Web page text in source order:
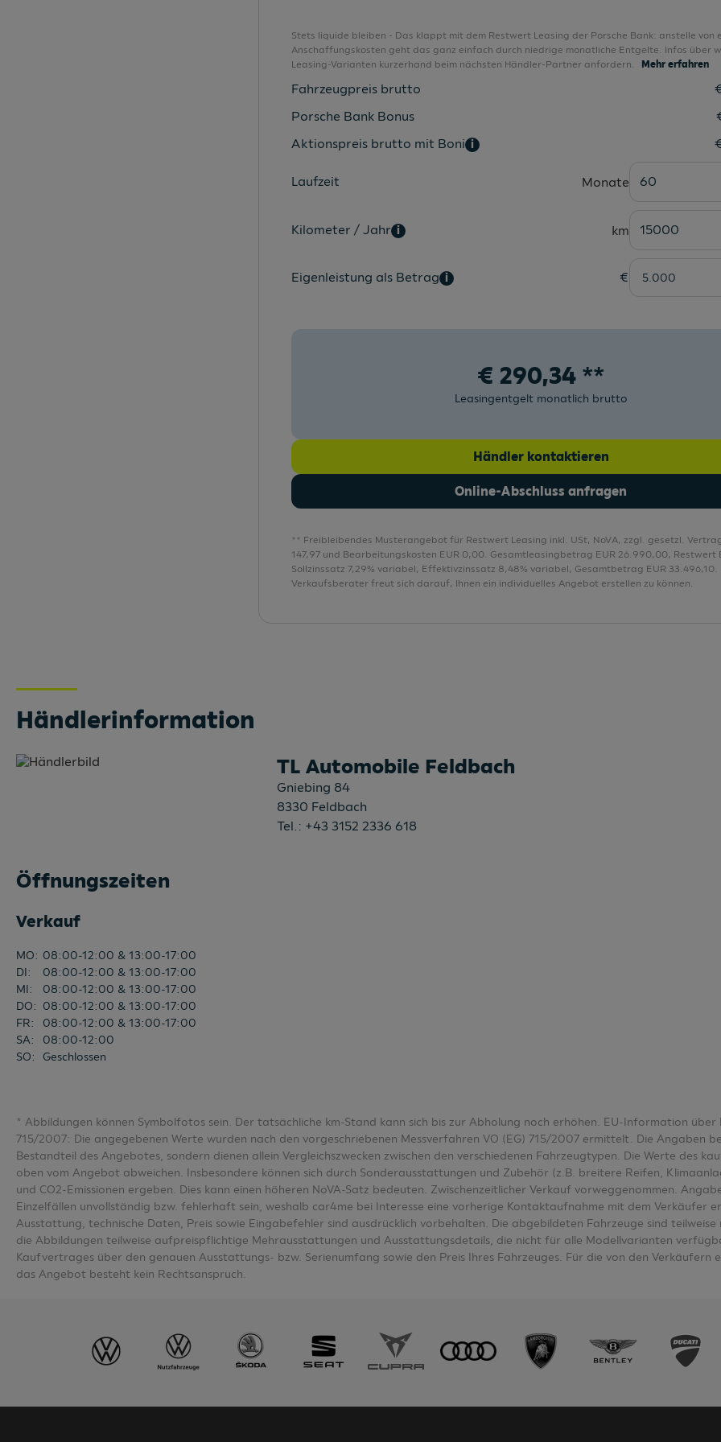
Komfortklimaautomatik 2-Zonen
Kontrastpaket 2
Kopfstützen für Vordersitze
Kopfstützen hinten 3 Stück
Lagerbonus für Privatkunden 3 %
Leuchtweitenregulierung elektrisch
LM-Felgen
Multifunktionskamera
Stets liquide bleiben - Das klappt mit dem Restwert Leasing der Porsche Bank: anstelle von
Anschaffungskosten geht das ganz einfach durch niedrige monatliche Entgelte. Infos über
Leasing-Varianten kurzerhand beim nächsten Händler-Partner anfordern.
Mehr erfahren
Fahrzeugpreis brutto
Porsche Bank Bonus
Aktionspreis brutto mit Boni i
Laufzeit Monate 60
Kilometer / Jahr i km 15000
Eigenleistung als Betrag i €
€ 290,34 **
Leasingentgelt monatlich brutto
Händler kontaktieren
Online-Abschluss anfragen
** Freibleibendes Musterangebot für Restwert Leasing inkl. USt, NoVA, zzgl. gesetzl.
147,97 und Bearbeitungskosten EUR 0,00. Gesamtleasingbetrag EUR 26.990,00, Restwert
Sollzinssatz 7,29% variabel, Effektivzinssatz 8,48% variabel, Gesamtbetrag EUR 33.496,10.
Verkaufsberater freut sich darauf, Ihnen ein individuelles Angebot erstellen zu können.
Händlerinformation
TL Automobile Feldbach
Gniebing 84
8330 Feldbach
Tel.: +43 3152 2336 618
Öffnungszeiten
Verkauf
MO: 08:00-12:00 & 13:00-17:00
DI:
08:00-12:00 & 13:00-17:00
MI:
08:00-12:00 & 13:00-17:00
DO: 08:00-12:00 & 13:00-17:00
FR:
08:00-12:00 & 13:00-17:00
SA:
08:00-12:00
SO: Geschlossen
715/2007: Die angegebenen Werte wurden nach den vorgeschriebenen Messverfahren VO (EG) 715/2007 ermittelt. Die Angaben
Bestandteil des Angebotes, sondern dienen allein Vergleichszwecken zwischen den verschiedenen Fahrzeugtypen. Die Werte des
oben vom Angebot abweichen. Insbesondere können sich durch Sonderausstattungen und Zubehör (z.B. breitere Reifen,
Einzelfällen unvollständig bzw. fehlerhaft sein, weshalb car4me bei Interesse eine vorherige Kontaktaufnahme mit dem Verkäufer